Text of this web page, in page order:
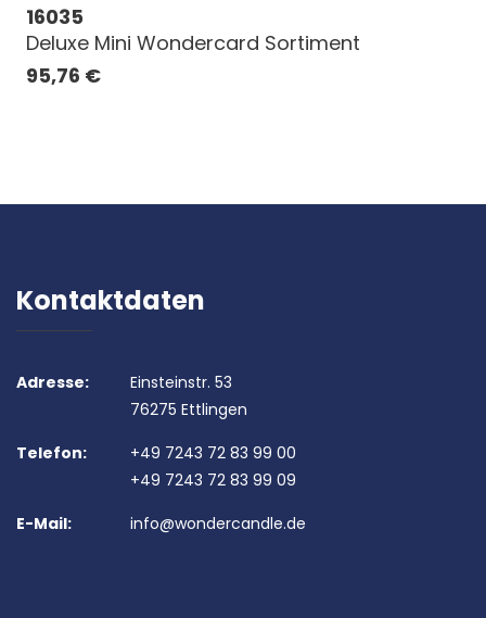
16035
Deluxe Mini Wondercard Sortiment
95,76 €
Kontaktdaten
Adresse:
Einsteinstr. 53
76275 Ettlingen
Telefon:
+49 7243 72 83 99 00
+49 7243 72 83 99 09
E-Mail:
info@wondercandle.de